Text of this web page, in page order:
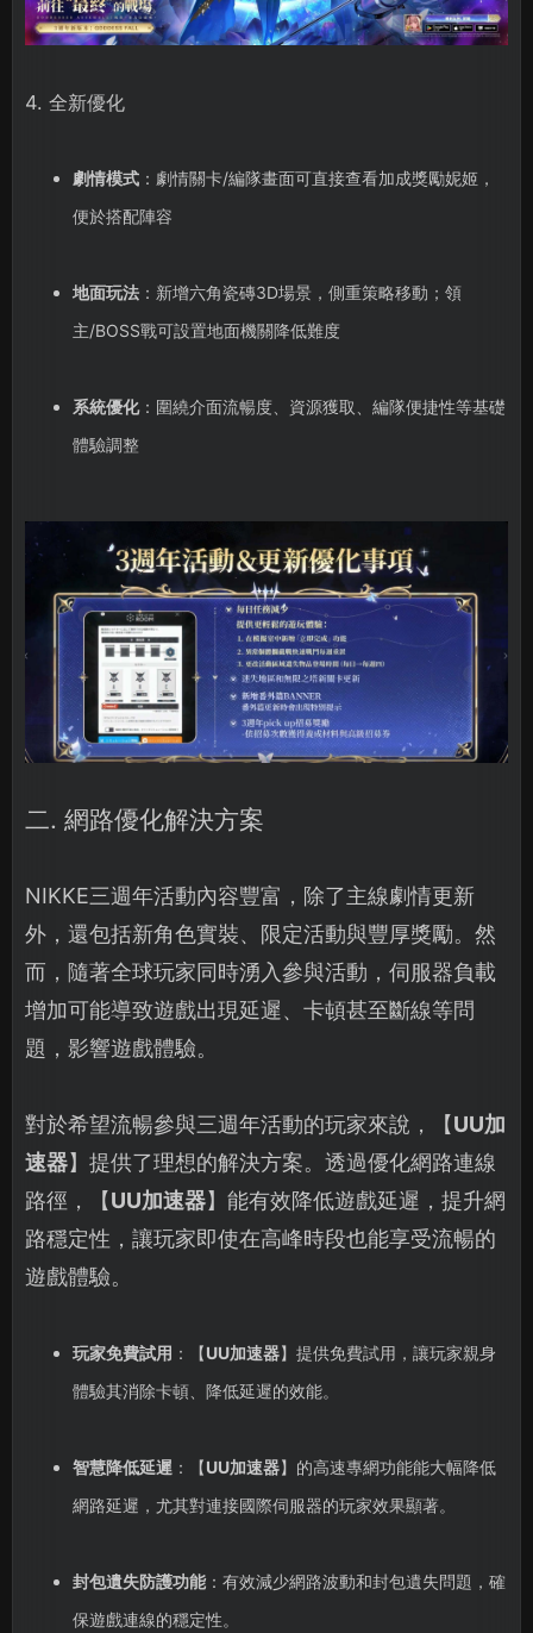
4. 全新優化
劇情模式：劇情關卡/編隊畫面可直接查看加成獎勵妮姬，
便於搭配陣容
地面玩法：新增六角瓷磚3D場景，側重策略移動；領
主/BOSS戰可設置地面機關降低難度
系統優化：圍繞介面流暢度、資源獲取、編隊便捷性等基礎
體驗調整
二. 網路優化解決方案
NIKKE三週年活動內容豐富，除了主線劇情更新
外，還包括新角色實裝、限定活動與豐厚獎勵。然
而，隨著全球玩家同時湧入參與活動，伺服器負載
增加可能導致遊戲出現延遲、卡頓甚至斷線等問
題，影響遊戲體驗。
對於希望流暢參與三週年活動的玩家來說，【UU加
速器】提供了理想的解決方案。透過優化網路連線
路徑，【UU加速器】能有效降低遊戲延遲，提升網
路穩定性，讓玩家即使在高峰時段也能享受流暢的
遊戲體驗。
玩家免費試用 ：【UU加速器】提供免費試用，讓玩家親身
體驗其消除卡頓、降低延遲的效能。
智慧降低延遲：【UU加速器】的高速專網功能能大幅降低
網路延遲，尤其對連接國際伺服器的玩家效果顯著。
封包遺失防護功能：有效減少網路波動和封包遺失問題，確
保遊戲連線的穩定性。